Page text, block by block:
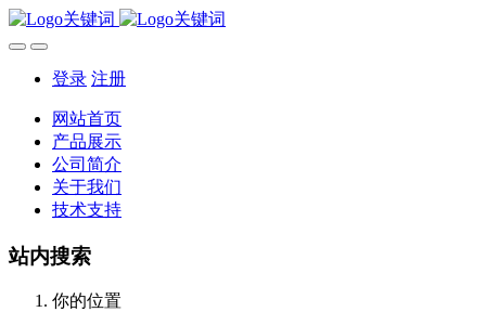
登录 注册
网站首页
产品展示
公司简介
关于我们
技术支持
站内搜索
你的位置